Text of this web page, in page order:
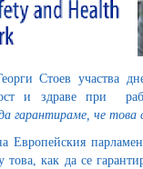
Стоев
и здраве при
че това
Европейския
как да се